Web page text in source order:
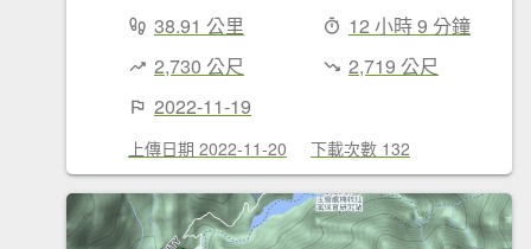
38.91 公里
12 小時 9 分鐘
2,730 公尺
2,719 公尺
2022-11-19
上傳日期 2022-11-20 下載次數 132